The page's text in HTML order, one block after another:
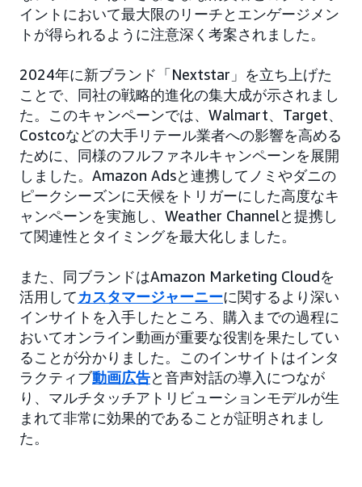
イントにおいて最大限のリーチとエンゲージメン
トが得られるように注意深く考案されました。
2024年に新ブランド「Nextstar」を立ち上げた
ことで、同社の戦略的進化の集大成が示されまし
た。このキャンペーンでは、Walmart、Target、
Costcoなどの大手リテール業者への影響を高める
ために、同様のフルファネルキャンペーンを展開
しました。Amazon Adsと連携してノミやダニの
ピークシーズンに天候をトリガーにした高度なキ
ャンペーンを実施し、Weather Channelと提携し
て関連性とタイミングを最大化しました。
また、同ブランドはAmazon Marketing Cloudを
活用してカスタマージャーニーに関するより深い
インサイトを入手したところ、購入までの過程に
おいてオンライン動画が重要な役割を果たしてい
ることが分かりました。このインサイトはインタ
ラクティブ動画広告と音声対話の導入につなが
り、マルチタッチアトリビューションモデルが生
まれて非常に効果的であることが証明されまし
た。